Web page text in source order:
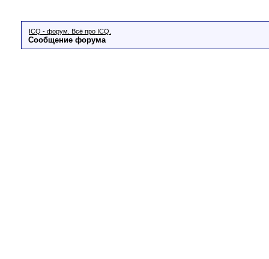
ICQ - форум. Всё про ICQ.
Сообщение форума